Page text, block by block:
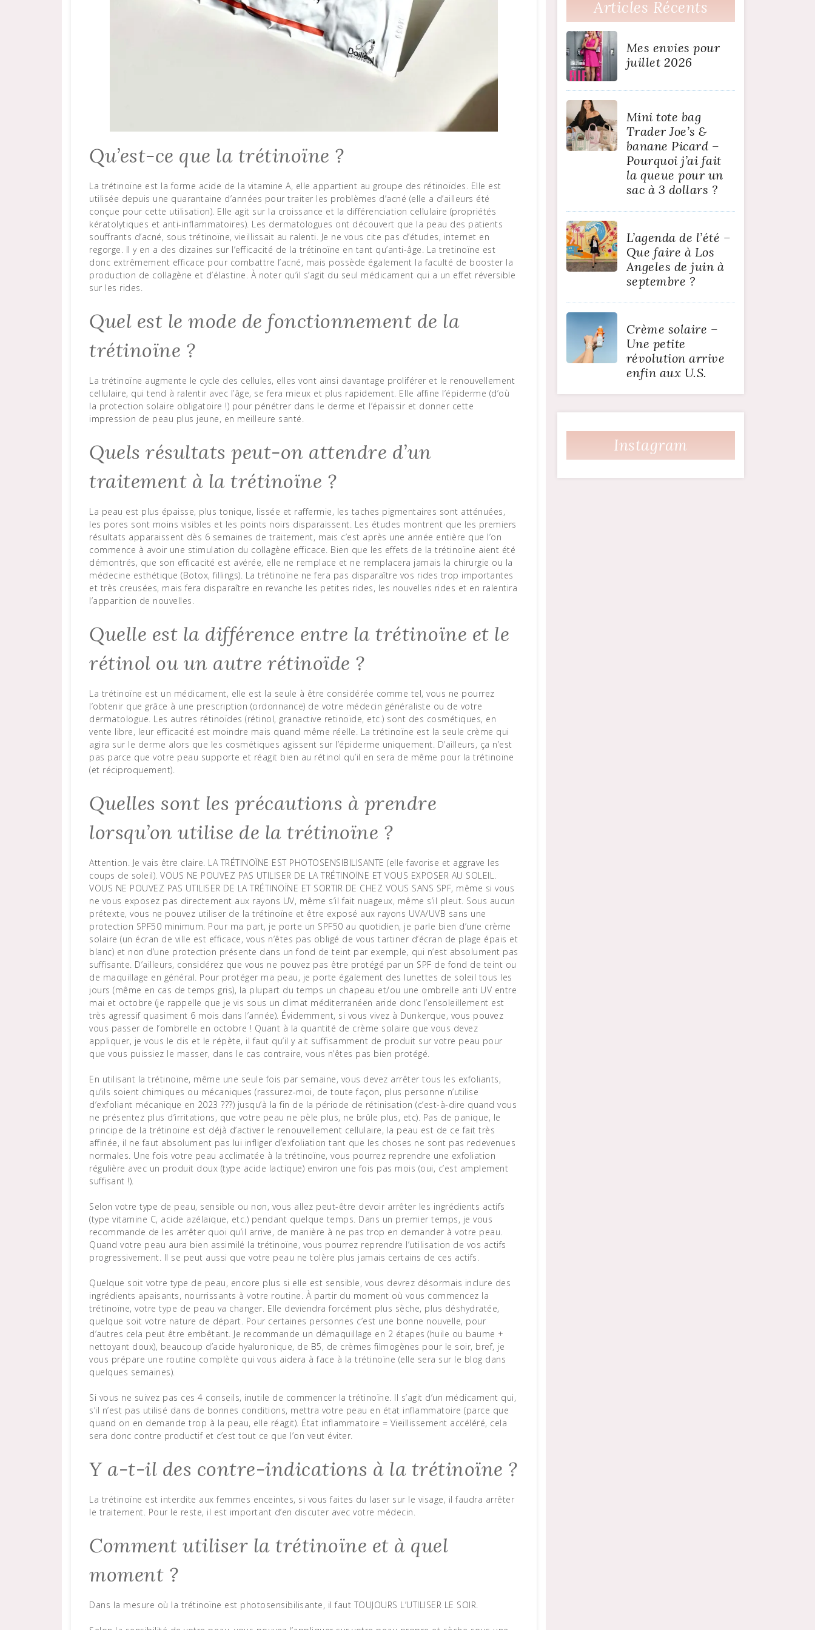
Qu’est-ce que la trétinoïne ?
La trétinoïne est la forme acide de la vitamine A, elle appartient au groupe des rétinoïdes. Elle est
utilisée depuis une quarantaine d’années pour traiter les problèmes d’acné (elle a d’ailleurs été
conçue pour cette utilisation). Elle agit sur la croissance et la différenciation cellulaire (propriétés
kératolytiques et anti-inflammatoires). Les dermatologues ont découvert que la peau des patients
souffrants d’acné, sous trétinoïne, vieillissait au ralenti. Je ne vous cite pas d’études, internet en
regorge. Il y en a des dizaines sur l’efficacité de la trétinoïne en tant qu’anti-âge. La tretinoïne est
donc extrêmement efficace pour combattre l’acné, mais possède également la faculté de booster la
production de collagène et d’élastine. À noter qu’il s’agit du seul médicament qui a un effet réversible
sur les rides.
Quel est le mode de fonctionnement de la
trétinoïne ?
La trétinoïne augmente le cycle des cellules, elles vont ainsi davantage proliférer et le renouvellement
cellulaire, qui tend à ralentir avec l’âge, se fera mieux et plus rapidement. Elle affine l’épiderme (d’où
la protection solaire obligatoire !) pour pénétrer dans le derme et l’épaissir et donner cette
impression de peau plus jeune, en meilleure santé.
Quels résultats peut-on attendre d’un
traitement à la trétinoïne ?
La peau est plus épaisse, plus tonique, lissée et raffermie, les taches pigmentaires sont atténuées,
les pores sont moins visibles et les points noirs disparaissent. Les études montrent que les premiers
résultats apparaissent dès 6 semaines de traitement, mais c’est après une année entière que l’on
commence à avoir une stimulation du collagène efficace. Bien que les effets de la trétinoïne aient été
démontrés, que son efficacité est avérée, elle ne remplace et ne remplacera jamais la chirurgie ou la
médecine esthétique (Botox, fillings). La trétinoïne ne fera pas disparaître vos rides trop importantes
et très creusées, mais fera disparaître en revanche les petites rides, les nouvelles rides et en ralentira
l’apparition de nouvelles.
Quelle est la différence entre la trétinoïne et le
rétinol ou un autre rétinoïde ?
La trétinoïne est un médicament, elle est la seule à être considérée comme tel, vous ne pourrez
l’obtenir que grâce à une prescription (ordonnance) de votre médecin généraliste ou de votre
dermatologue. Les autres rétinoïdes (rétinol, granactive retinoïde, etc.) sont des cosmétiques, en
vente libre, leur efficacité est moindre mais quand même réelle. La trétinoïne est la seule crème qui
agira sur le derme alors que les cosmétiques agissent sur l’épiderme uniquement. D’ailleurs, ça n’est
pas parce que votre peau supporte et réagit bien au rétinol qu’il en sera de même pour la trétinoïne
(et réciproquement).
Quelles sont les précautions à prendre
lorsqu’on utilise de la trétinoïne ?
Attention. Je vais être claire. LA TRÉTINOÏNE EST PHOTOSENSIBILISANTE (elle favorise et aggrave les
coups de soleil). VOUS NE POUVEZ PAS UTILISER DE LA TRÉTINOÏNE ET VOUS EXPOSER AU SOLEIL.
VOUS NE POUVEZ PAS UTILISER DE LA TRÉTINOÏNE ET SORTIR DE CHEZ VOUS SANS SPF, même si vous
ne vous exposez pas directement aux rayons UV, même s’il fait nuageux, même s’il pleut. Sous aucun
prétexte, vous ne pouvez utiliser de la trétinoïne et être exposé aux rayons UVA/UVB sans une
protection SPF50 minimum. Pour ma part, je porte un SPF50 au quotidien, je parle bien d’une crème
solaire (un écran de ville est efficace, vous n’êtes pas obligé de vous tartiner d’écran de plage épais et
blanc) et non d’une protection présente dans un fond de teint par exemple, qui n’est absolument pas
suffisante. D’ailleurs, considérez que vous ne pouvez pas être protégé par un SPF de fond de teint ou
de maquillage en général. Pour protéger ma peau, je porte également des lunettes de soleil tous les
jours (même en cas de temps gris), la plupart du temps un chapeau et/ou une ombrelle anti UV entre
mai et octobre (je rappelle que je vis sous un climat méditerranéen aride donc l’ensoleillement est
très agressif quasiment 6 mois dans l’année). Évidemment, si vous vivez à Dunkerque, vous pouvez
vous passer de l’ombrelle en octobre ! Quant à la quantité de crème solaire que vous devez
appliquer, je vous le dis et le répète, il faut qu’il y ait suffisamment de produit sur votre peau pour
que vous puissiez le masser, dans le cas contraire, vous n’êtes pas bien protégé.
En utilisant la trétinoïne, même une seule fois par semaine, vous devez arrêter tous les exfoliants,
qu’ils soient chimiques ou mécaniques (rassurez-moi, de toute façon, plus personne n’utilise
d’exfoliant mécanique en 2023 ???) jusqu’à la fin de la période de rétinisation (c’est-à-dire quand vous
ne présentez plus d’irritations, que votre peau ne pèle plus, ne brûle plus, etc). Pas de panique, le
principe de la trétinoïne est déjà d’activer le renouvellement cellulaire, la peau est de ce fait très
affinée, il ne faut absolument pas lui infliger d’exfoliation tant que les choses ne sont pas redevenues
normales. Une fois votre peau acclimatée à la trétinoïne, vous pourrez reprendre une exfoliation
régulière avec un produit doux (type acide lactique) environ une fois pas mois (oui, c’est amplement
suffisant !).
Selon votre type de peau, sensible ou non, vous allez peut-être devoir arrêter les ingrédients actifs
(type vitamine C, acide azélaïque, etc.) pendant quelque temps. Dans un premier temps, je vous
recommande de les arrêter quoi qu’il arrive, de manière à ne pas trop en demander à votre peau.
Quand votre peau aura bien assimilé la trétinoïne, vous pourrez reprendre l’utilisation de vos actifs
progressivement. Il se peut aussi que votre peau ne tolère plus jamais certains de ces actifs.
Quelque soit votre type de peau, encore plus si elle est sensible, vous devrez désormais inclure des
ingrédients apaisants, nourrissants à votre routine. À partir du moment où vous commencez la
trétinoïne, votre type de peau va changer. Elle deviendra forcément plus sèche, plus déshydratée,
quelque soit votre nature de départ. Pour certaines personnes c’est une bonne nouvelle, pour
d’autres cela peut être embêtant. Je recommande un démaquillage en 2 étapes (huile ou baume +
nettoyant doux), beaucoup d’acide hyaluronique, de B5, de crèmes filmogènes pour le soir, bref, je
vous prépare une routine complète qui vous aidera à face à la trétinoïne (elle sera sur le blog dans
quelques semaines).
Si vous ne suivez pas ces 4 conseils, inutile de commencer la trétinoïne. Il s’agit d’un médicament qui,
s’il n’est pas utilisé dans de bonnes conditions, mettra votre peau en état inflammatoire (parce que
quand on en demande trop à la peau, elle réagit). État inflammatoire = Vieillissement accéléré, cela
sera donc contre productif et c’est tout ce que l’on veut éviter.
Y a-t-il des contre-indications à la trétinoïne ?
La trétinoïne est interdite aux femmes enceintes, si vous faites du laser sur le visage, il faudra arrêter
le traitement. Pour le reste, il est important d’en discuter avec votre médecin.
Comment utiliser la trétinoïne et à quel
moment ?
Dans la mesure où la trétinoïne est photosensibilisante, il faut TOUJOURS L’UTILISER LE SOIR.
Articles Récents
Mes envies pour
juillet 2026
Mini tote bag
Trader Joe’s &
banane Picard –
Pourquoi j’ai fait
la queue pour un
sac à 3 dollars ?
L’agenda de l’été –
Que faire à Los
Angeles de juin à
septembre ?
Crème solaire –
Une petite
révolution arrive
enfin aux U.S.
Instagram